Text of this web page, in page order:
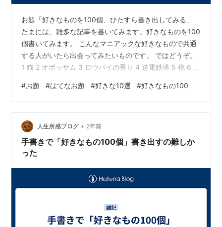
お題「好きなものを100個、ひたすら書き出してみる」
たまには、雑多な記事を書いてみます。好きなものを100
個書いてみます。 こんなマニアックな好きなもので共通
する人がいたら出会ってみたいものです。 ではどうぞ。
1 猫 2 オポッサム 3 ロウバイの香り 4 送電鉄塔 5 桃 6 ミ
レットキャンディー 10 カシワバゴムの木 11 スズメバチ
をバトミントンで叩いて駆除する映像 12 空耳アワー 13
フリージア 14 レモンイエロー 15 レモンカード 16 ケバ
ブ 17 バクラヴァ 18 ルラボの香水「テノワール」 19 フ
エギ…
#お題 #はてなお題 #好きな10選 #好きなもの100
人生所感ブログ • 2年前
手書きで「好きなもの100個」書き出すの難しか
った